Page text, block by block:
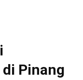
di Pinang